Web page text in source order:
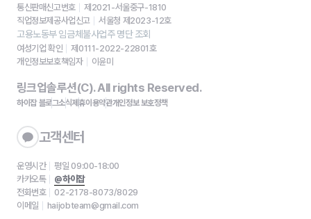
통신판매신고번호
제2021-서울중구-1810
직업정보제공사업신고
서울청 제2023-12호
고용노동부 임금체불사업주 명단 조회
여성기업 확인
제0111-2022-22801호
개인정보보호책임자
이윤미
링크업솔루션(C). All rights Reserved.
하이잡 블로그소식제휴이용약관개인정보 보호정책
고객센터
운영시간
평일 09:00-18:00
카카오톡
@하이잡
전화번호
02-2178-8073/8029
이메일
haijobteam@gmail.com